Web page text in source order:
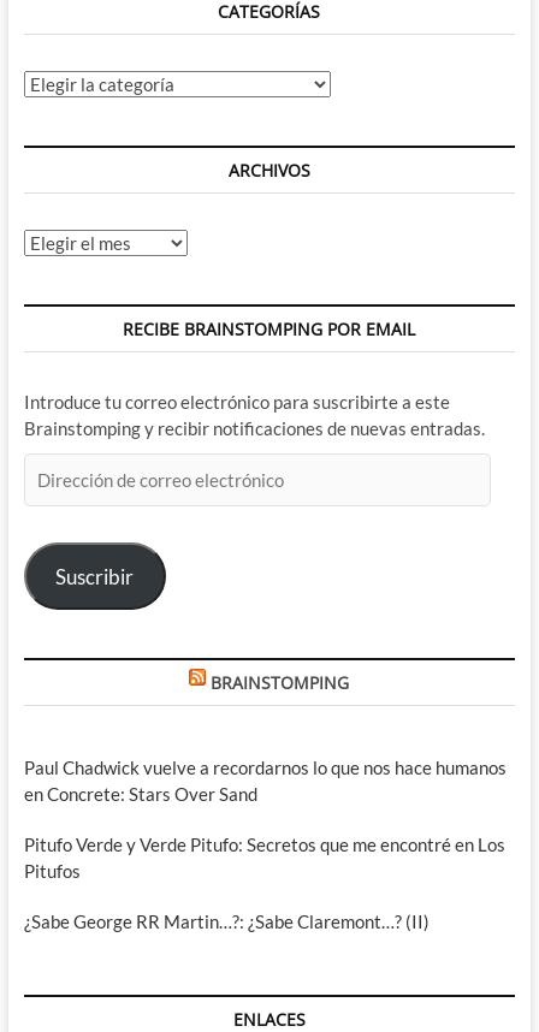
mas
del
arquero
CATEGORÍAS
Categorías
ARCHIVOS
Archivos
RECIBE BRAINSTOMPING POR EMAIL
Introduce tu correo electrónico para suscribirte a este
Brainstomping y recibir notificaciones de nuevas entradas.
de
electrónico
Suscribir
BRAINSTOMPING
Paul Chadwick vuelve a recordarnos lo que nos hace humanos
en Concrete: Stars Over Sand
Pitufo Verde y Verde Pitufo: Secretos que me encontré en Los
Pitufos
¿Sabe George RR Martin…?: ¿Sabe Claremont…? (II)
ENLACES